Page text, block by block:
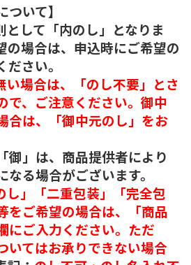
ついて】
として「内のし」となりま
の場合は、申込時にご希望の
ださい。
い場合は、「のし不要」とさ
で、ご注意ください。御中
合は、「御中元のし」をお
」は、商品提供者により
る場合がございます。
し」「二重包装」「完全包
をご希望の場合は、「商品
にご入力ください。ただ
いてはお承りできない場合